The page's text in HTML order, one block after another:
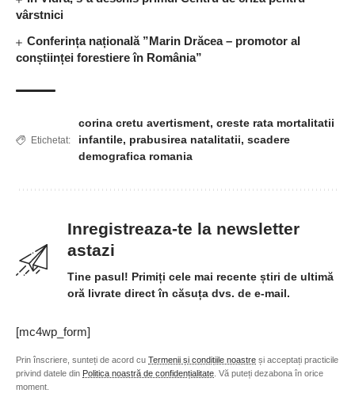
vârstnici
Conferința națională ”Marin Drăcea – promotor al
conștiinței forestiere în România”
Etichetat:
corina cretu avertisment, creste rata mortalitatii
infantile, prabusirea natalitatii, scadere
demografica romania
Inregistreaza-te la newsletter
astazi
Tine pasul! Primiți cele mai recente știri de ultimă
oră livrate direct în căsuța dvs. de e-mail.
[mc4wp_form]
Prin înscriere, sunteți de acord cu Termenii și condițiile noastre și acceptați practicile
privind datele din Politica noastră de confidențialitate. Vă puteți dezabona în orice
moment.